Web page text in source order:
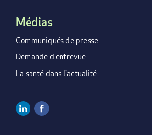
Médias
Communiqués de presse
Demande d'entrevue
La santé dans l'actualité
Linkedin